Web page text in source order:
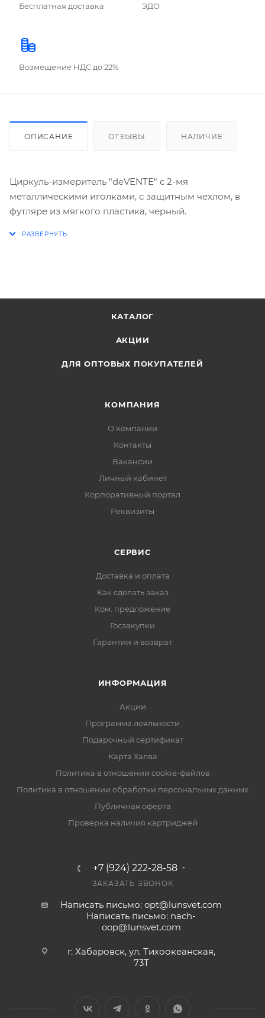
Бесплатная доставка ЭДО
Возмещение НДС до 22%
ОПИСАНИЕ ОТЗЫВЫ НАЛИЧИЕ
Циркуль-измеритель "deVENTE" с 2-мя
металлическими иголками, с защитным чехлом, в
футляре из мягкого пластика, черный.
КАТАЛОГ
АКЦИИ
ДЛЯ ОПТОВЫХ ПОКУПАТЕЛЕЙ
КОМПАНИЯ
О компании
Контакты
Вакансии
Личный кабинет
Корпоративный портал
Реквизиты
СЕРВИС
Доставка и оплата
Как сделать заказ
Ком. предложение
Госзакупки
Гарантии и возврат
ИНФОРМАЦИЯ
Акции
Программа лояльности
Подарочный сертификат
Карта Халва
Политика в отношении cookie-файлов
Политика в отношении обработки персональных данных
Публичная оферта
Проверка наличия картриджей
+7 (924) 222-28-58
ЗАКАЗАТЬ ЗВОНОК
Написать письмо: opt@lunsvet.com
Написать письмо: nach-
oop@lunsvet.com
г. Хабаровск, ул. Тихоокеанская,
73Т